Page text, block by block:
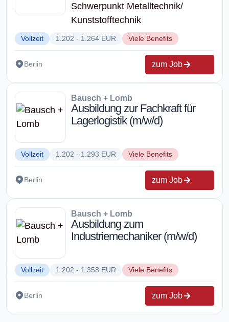
Schwerpunkt Metalltechnik/
Kunststofftechnik
Vollzeit 1.202 - 1.264 EUR Viele Benefits
Berlin zum Job
Bausch + Lomb
Ausbildung zur Fachkraft für
Lagerlogistik (m/w/d)
Vollzeit 1.202 - 1.293 EUR Viele Benefits
Berlin zum Job
Bausch + Lomb
Ausbildung zum
Industriemechaniker (m/w/d)
Vollzeit 1.202 - 1.358 EUR Viele Benefits
Berlin zum Job